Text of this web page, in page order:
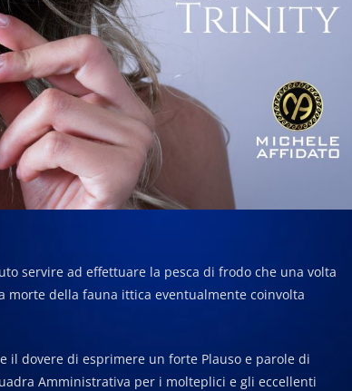
servire ad effettuare la pesca di frodo che una volta
morte della fauna ittica eventualmente coinvolta
il dovere di esprimere un forte Plauso e parole di
Amministrativa per i molteplici e gli eccellenti